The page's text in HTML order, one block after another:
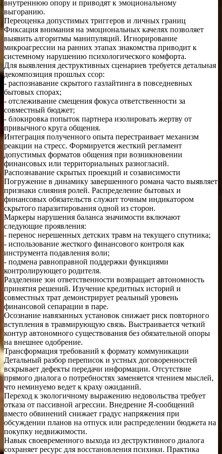
внутреннюю опору и приводят к эмоциональному
выгоранию.
Переоценка допустимых триггеров и личных границ
Фиксация внимания на эмоциональных качелях позволяет
выявить алгоритмы манипуляций. Игнорирование
микроагрессии на ранних этапах знакомства приводит к
системному нарушению психологического комфорта.
Для выявления деструктивных сценариев требуется детальная
декомпозиция прошлых ссор:
- распознавание скрытого газлайтинга в повседневных
бытовых спорах;
- отслеживание смещения фокуса ответственности за
совместный бюджет;
- блокировка попыток партнера изолировать жертву от
привычного круга общения.
Интеграция полученного опыта перестраивает механизм
реакции на стресс. Формируется жесткий регламент
допустимых форматов общения при возникновении
финансовых или территориальных разногласий.
Распознавание скрытых проекций и созависимости
Погружение в динамику завершенного романа часто выявляет
признаки слияния ролей. Распределение бытовых и
финансовых обязательств служит точным индикатором
скрытого паразитирования одной из сторон.
Маркеры нарушения баланса значимости включают
следующие проявления:
- перенос нерешенных детских травм на текущего спутника;
- использование жесткого финансового контроля как
инструмента подавления воли;
- подмена равноправной поддержки функциями
контролирующего родителя.
Разделение зон ответственности возвращает автономность
принятия решений. Изучение кредитных историй и
совместных трат демонстрирует реальный уровень
финансовой сепарации в паре.
Осознание навязанных установок снижает риск повторного
вступления в травмирующую связь. Выстраивается четкий
контур автономного существования без обязательной опоры
на внешнее одобрение.
Трансформация требований к формату коммуникации
Детальный разбор переписок и устных договоренностей
вскрывает дефекты передачи информации. Отсутствие
прямого диалога о потребностях заменяется чтением мыслей,
что неминуемо ведет к краху ожиданий.
Переход к экологичному выражению недовольства требует
отказа от пассивной агрессии. Внедрение Я-сообщений
вместо обвинений снижает градус напряжения при
обсуждении планов на отпуск или распределении бюджета на
покупку недвижимости.
Навык своевременного выхода из деструктивного диалога
сохраняет ресурс для восстановления психики. Практика